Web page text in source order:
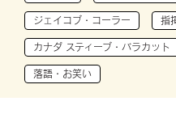
ジェイコブ・コーラー 指
カナダ スティーブ・バラカット
落語・お笑い